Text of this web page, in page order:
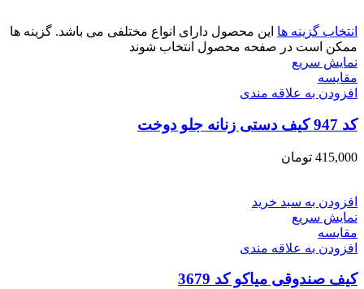
انتخاب گزینه ها این محصول دارای انواع مختلفی می باشد. گزینه ها
ممکن است در صفحه محصول انتخاب شوند
نمایش سریع
مقايسه
افزودن به علاقه مندی
کد 947 کیف دستی زنانه جلو دوخت
415,000 تومان
افزودن به سبد خرید
نمایش سریع
مقايسه
افزودن به علاقه مندی
کیف صندوقی میاکو کد 3679